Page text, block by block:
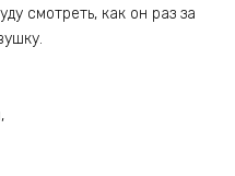
смотреть, как он раз за